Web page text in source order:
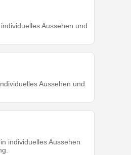
Aussehen und
Aussehen und
individuelles Aussehen